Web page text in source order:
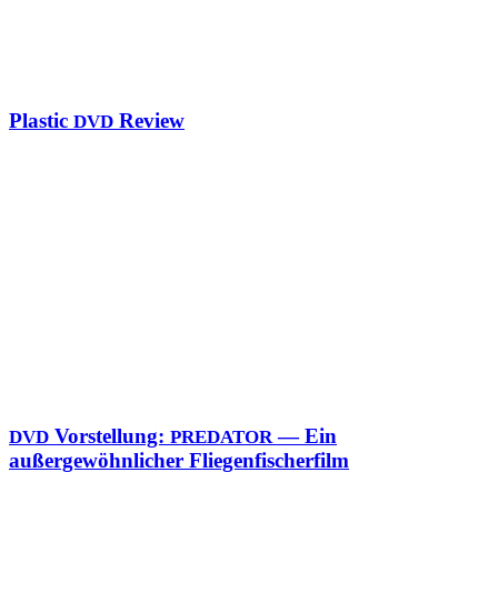
Plastic DVD Review
DVD Vorstellung: PREDATOR — Ein
außergewöhnlicher Fliegenfischerfilm